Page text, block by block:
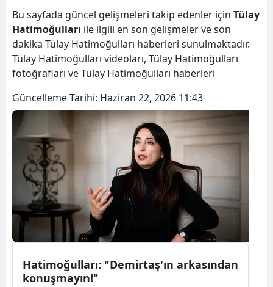
Bu sayfada güncel gelişmeleri takip edenler için Tülay
Hatimoğulları ile ilgili en son gelişmeler ve son
dakika Tülay Hatimoğulları haberleri sunulmaktadır.
Tülay Hatimoğulları videoları, Tülay Hatimoğulları
fotoğrafları ve Tülay Hatimoğulları haberleri
Güncelleme Tarihi: Haziran 22, 2026 11:43
Hatimoğulları: "Demirtaş'ın arkasından
konuşmayın!"